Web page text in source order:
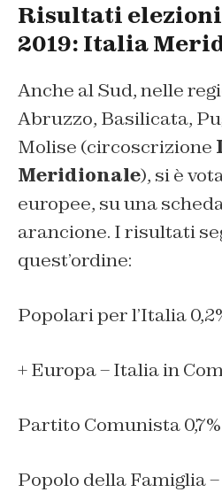
Risultati
2019: Italia
Anche al Sud, nelle
Abruzzo, Basilicata,
Molise (circoscrizione
Meridionale), si è
europee, su una
arancione. I risultati
quest’ordine:
Popolari per l’Italia
+ Europa – Italia in
Partito Comunista 0,7%
Popolo della Famiglia